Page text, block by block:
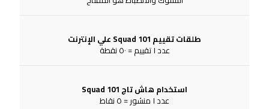
طلقات تقييم Squad 101 علي الإنترنت
عدد ١ تقييم = ٥٠ نقطة
استخدام هاش تاج Squad 101
عدد ١ منشور = ٥ نقاط